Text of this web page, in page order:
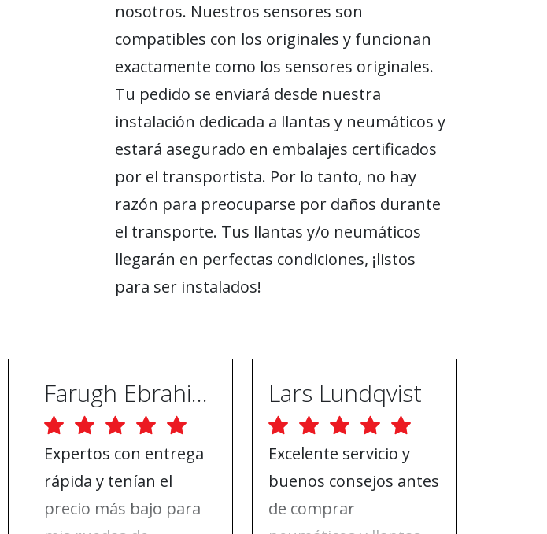
nosotros. Nuestros sensores son
compatibles con los originales y funcionan
exactamente como los sensores originales.
Tu pedido se enviará desde nuestra
instalación dedicada a llantas y neumáticos y
estará asegurado en embalajes certificados
por el transportista. Por lo tanto, no hay
razón para preocuparse por daños durante
el transporte. Tus llantas y/o neumáticos
llegarán en perfectas condiciones, ¡listos
para ser instalados!
Farugh Ebrahimpur
Expertos con entrega
rápida y tenían el
precio más bajo para
Lars Lundqvist
Excelente servicio y
buenos consejos antes
de comprar